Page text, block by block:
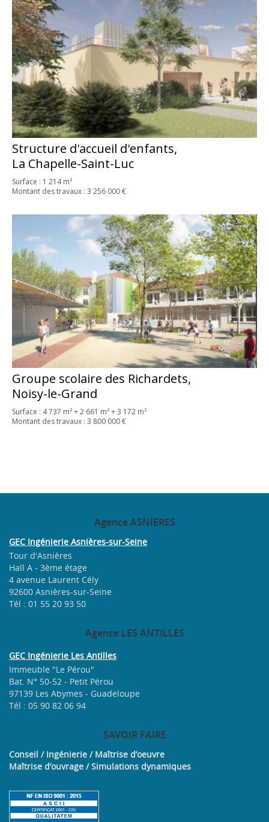
Structure d'accueil d'enfants,
La Chapelle-Saint-Luc
Surface : 1 214 m²
Montant des travaux : 3 256 000 €
Groupe scolaire des Richardets,
Noisy-le-Grand
Surface : 4 737 m² + 2 661 m² + 3 172 m²
Montant des travaux : 3 800 000 €
AgenceASNIERES
GEC Ingénierie Asnières-sur-Seine
Tour d'Asnières
Hall A - 3ème étage
4 avenue Laurent Cély
92600 Asnières-sur-Seine
Tél : 01 55 20 93 50
AgenceLES ANTILLES
GEC Ingénierie Les Antilles
Immeuble "Le Pérou"
Bat. N° 50-52 - Petit Pérou
97139 Les Abymes - Guadeloupe
Tél : 05 90 82 06 94
SAVOIRFAIRE
Conseil / Ingénierie / Maîtrise d’oeuvre
Maîtrise d’ouvrage / Simulations dynamiques